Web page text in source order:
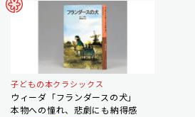
子どもの本クラシックス
ウィーダ「フランダースの犬」
本物への憧れ、悲劇にも納得感